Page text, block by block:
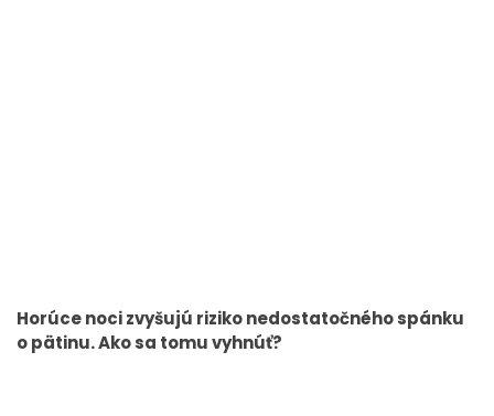
Horúce noci zvyšujú riziko nedostatočného spánku
o pätinu. Ako sa tomu vyhnúť?